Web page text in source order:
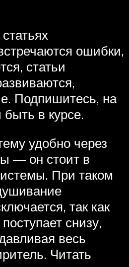
ошибки,
статьи
Подпишитесь, на
в курсе.
удобно через
— он стоит в
При таком
так как
снизу,
весь
Читать